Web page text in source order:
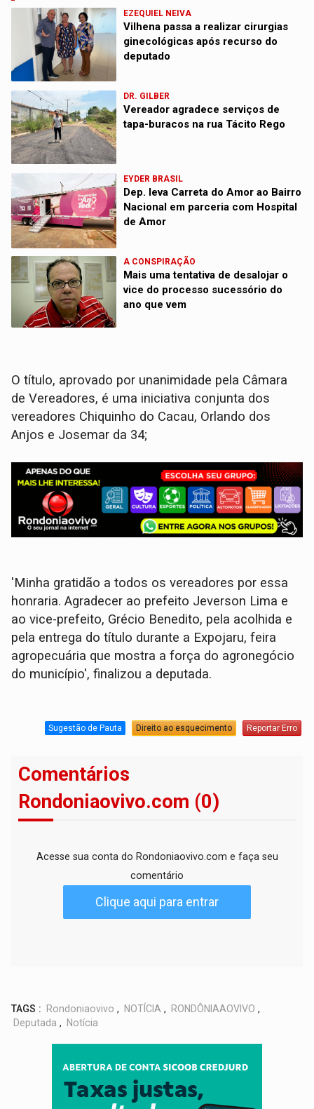
EZEQUIEL NEIVA
Vilhena passa a realizar cirurgias
ginecológicas após recurso do
deputado
DR. GILBER
Vereador agradece serviços de
tapa-buracos na rua Tácito Rego
EYDER BRASIL
Dep. leva Carreta do Amor ao Bairro
Nacional em parceria com Hospital
de Amor
A CONSPIRAÇÃO
Mais uma tentativa de desalojar o
vice do processo sucessório do
ano que vem
O título, aprovado por unanimidade pela Câmara
de Vereadores, é uma iniciativa conjunta dos
vereadores Chiquinho do Cacau, Orlando dos
Anjos e Josemar da 34;
'Minha gratidão a todos os vereadores por essa
honraria. Agradecer ao prefeito Jeverson Lima e
ao vice-prefeito, Grécio Benedito, pela acolhida e
pela entrega do título durante a Expojaru, feira
agropecuária que mostra a força do agronegócio
do município', finalizou a deputada.
Sugestão de Pauta Direito ao esquecimento Reportar Erro
Comentários
Rondoniaovivo.com (0)
Acesse sua conta do Rondoniaovivo.com e faça seu
comentário
Clique aqui para entrar
TAGS : Rondoniaovivo , NOTÍCIA , RONDÔNIAAOVIVO ,
Deputada , Notícia